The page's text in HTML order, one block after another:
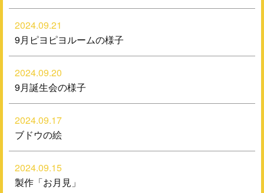
2024.09.21
9月ピヨピヨルームの様子
2024.09.20
9月誕生会の様子
2024.09.17
ブドウの絵
2024.09.15
製作「お月見」